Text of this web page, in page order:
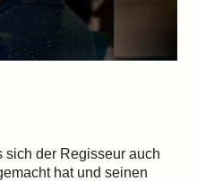
sich der Regisseur auch
hat und seinen